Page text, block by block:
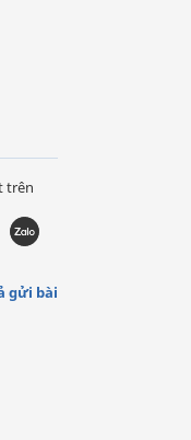
trên
gửi bài